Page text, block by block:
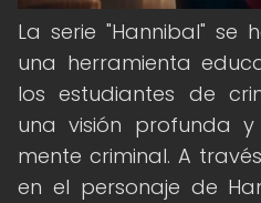
La serie "Hannibal" se
una herramienta
los estudiantes de
una visión profunda
mente criminal. A
en el personaje de